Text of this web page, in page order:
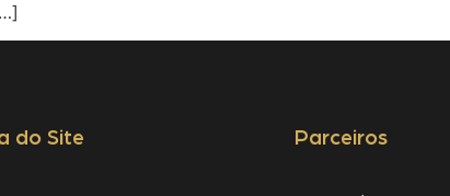
do Site Parceiros